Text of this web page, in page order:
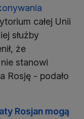
całej Unii
służby
że
stanowi
Rosję - podało
Rosjan mogą